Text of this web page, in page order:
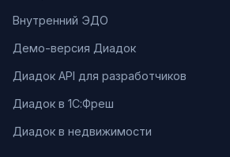
Внутренний ЭДО
Демо-версия Диадок
Диадок API для разработчиков
Диадок в 1С:Фреш
Диадок в недвижимости